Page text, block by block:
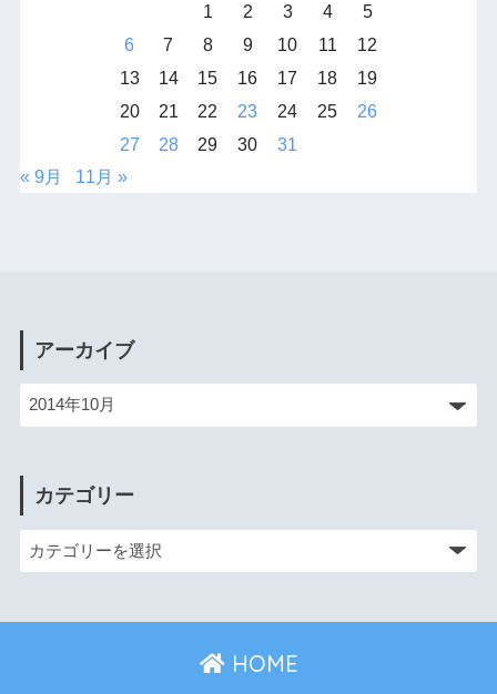
1
2 3 4
5
6
7 8 9 10 11
12
13
14 15 16 17 18
19
20
21 22 23 24 25
26
27
28 29 30
31
« 9月
11月 »
アーカイブ
カテゴリー
HOME